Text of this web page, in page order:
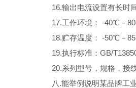
16.输出电流设置有长时
17.工作环境： -40℃－
18.贮存温度： -50℃－
19.执行标准：GB/
20.系列型号，规格，接
八.能举例说明某品牌工